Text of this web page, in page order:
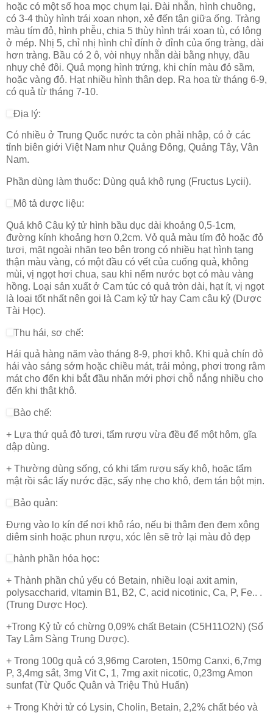
hoặc có một số hoa mọc chụm lại. Đài nhẵn, hình chuông,
có 3-4 thùy hình trái xoan nhọn, xẻ đến tận giữa ống. Tràng
màu tím đỏ, hình phễu, chia 5 thùy hình trái xoan tù, có lông
ở mép. Nhị 5, chỉ nhị hình chỉ đính ở đỉnh của ống tràng, dài
hơn tràng. Bầu có 2 ô, vòi nhụy nhẵn dài bằng nhụy, đầu
nhụy chẻ đôi. Quả mọng hình trứng, khi chín màu đỏ sầm,
hoặc vàng đỏ. Hạt nhiều hình thân dẹp. Ra hoa từ tháng 6-9,
có quả từ tháng 7-10.
Địa lý:
Có nhiều ở Trung Quốc nước ta còn phải nhập, có ở các
tỉnh biên giới Việt Nam như Quảng Đông, Quảng Tây, Vân
Nam.
Phần dùng làm thuốc: Dùng quả khô rụng (Fructus Lycii).
Mô tả dược liệu:
Quả khô Câu kỷ tử hình bầu dục dài khoảng 0,5-1cm,
đường kính khoảng hơn 0,2cm. Vỏ quả màu tím đỏ hoặc đỏ
tươi, mặt ngoài nhăn teo bên trong có nhiều hạt hình tạng
thận màu vàng, có một đầu có vết của cuống quả, không
mùi, vị ngọt hơi chua, sau khi nếm nước bọt có màu vàng
hồng. Loại sản xuất ở Cam túc có quả tròn dài, hạt ít, vị ngọt
là loại tốt nhất nên gọi là Cam kỷ tử hay Cam câu kỷ (Dược
Tài Học).
Thu hái, sơ chế:
Hái quả hàng năm vào tháng 8-9, phơi khô. Khi quả chín đỏ
hái vào sáng sớm hoặc chiều mát, trải mỏng, phơi trong râm
mát cho đến khi bắt đầu nhăn mới phơi chỗ nắng nhiều cho
đến khi thật khô.
Bào chế:
+ Lựa thứ quả đỏ tươi, tẩm rượu vừa đều để một hôm, gĩa
dập dùng.
+ Thường dùng sống, có khi tẩm rượu sấy khô, hoặc tẩm
mật rồi sắc lấy nước đặc, sấy nhẹ cho khô, đem tán bột mịn.
Bảo quản:
Đựng vào lọ kín để nơi khô ráo, nếu bị thâm đen đem xông
diêm sinh hoặc phun rượu, xóc lên sẽ trở lại màu đỏ đẹp
hành phần hóa học:
+ Thành phần chủ yếu có Betain, nhiều loại axit amin,
polysaccharid, vltamin B1, B2, C, acid nicotinic, Ca, P, Fe.. .
(Trung Dược Học).
+Trong Kỷ tử có chừng 0,09% chất Betain (C5H11O2N) (Sổ
Tay Lâm Sàng Trung Dược).
+ Trong 100g quả có 3,96mg Caroten, 150mg Canxi, 6,7mg
P, 3,4mg sắt, 3mg Vit C, 1, 7mg axit nicotic, 0,23mg Amon
sunfat (Từ Quốc Quân và Triệu Thủ Huấn)
+ Trong Khởi tử có Lysin, Cholin, Betain, 2,2% chất béo và